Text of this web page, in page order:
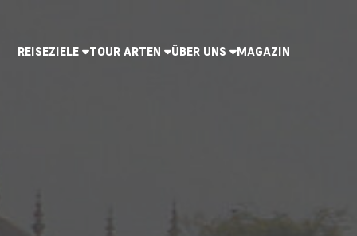
REISEZIELE TOUR ARTEN ÜBER UNS MAGAZIN